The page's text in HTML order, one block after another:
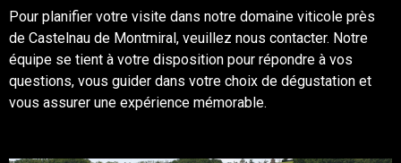
Pour planifier votre visite dans notre domaine viticole près
de Castelnau de Montmiral, veuillez nous contacter. Notre
équipe se tient à votre disposition pour répondre à vos
questions, vous guider dans votre choix de dégustation et
vous assurer une expérience mémorable.